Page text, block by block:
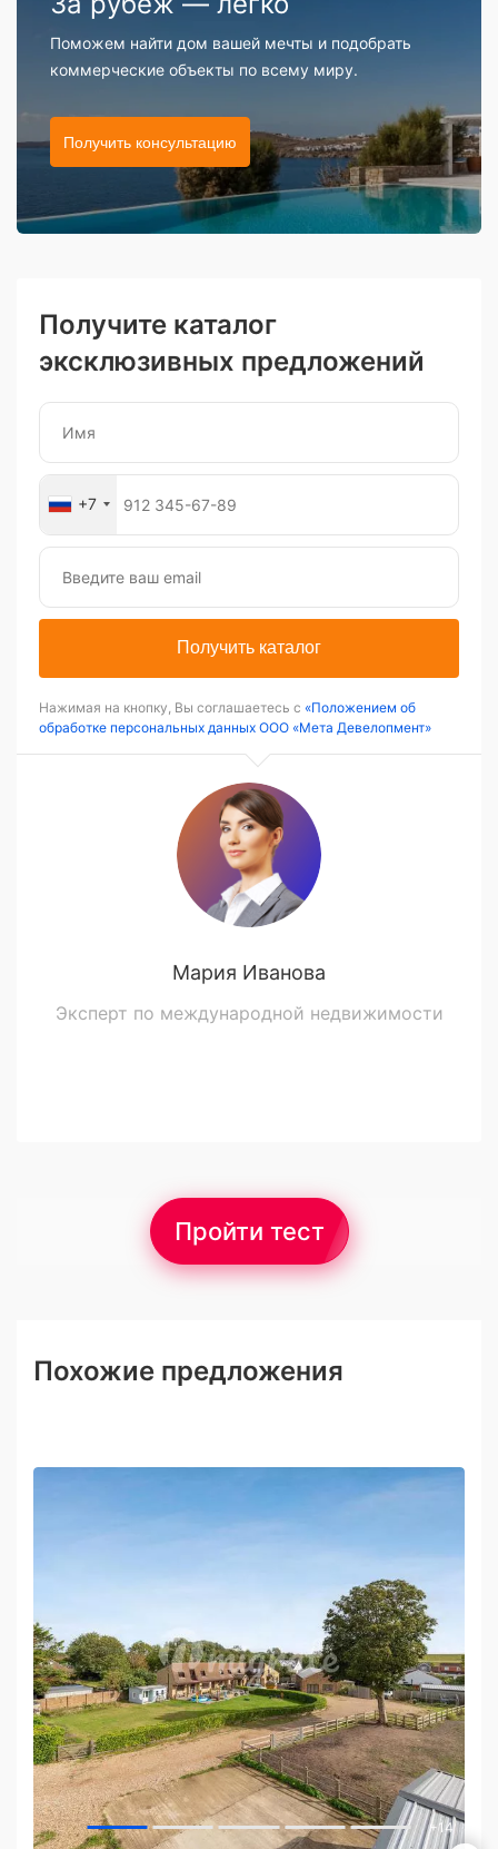
Поможем найти дом вашей мечты и подобрать
коммерческие объекты по всему миру.
Получить консультацию
Получите каталог
эксклюзивных предложений
+7
Получить каталог
Нажимая на кнопку, Вы соглашаетесь с «Положением об
обработке персональных данных ООО «Мета Девелопмент»
Мария Иванова
Эксперт по международной недвижимости
Пройти тест
Похожие предложения
+14